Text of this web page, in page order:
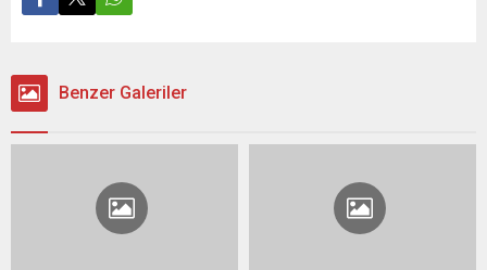
Benzer Galeriler